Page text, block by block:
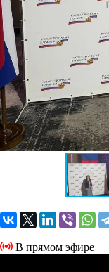
В прямом эфире